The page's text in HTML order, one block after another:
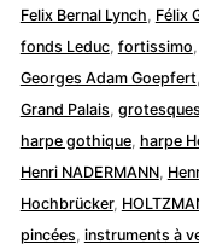
Felix Bernal Lynch, Félix
fonds Leduc, fortissimo,
Georges Adam Goepfert,
Grand Palais,
harpe gothique, harpe
Henri NADERMANN,
Hochbrücker,
pincées, instruments à